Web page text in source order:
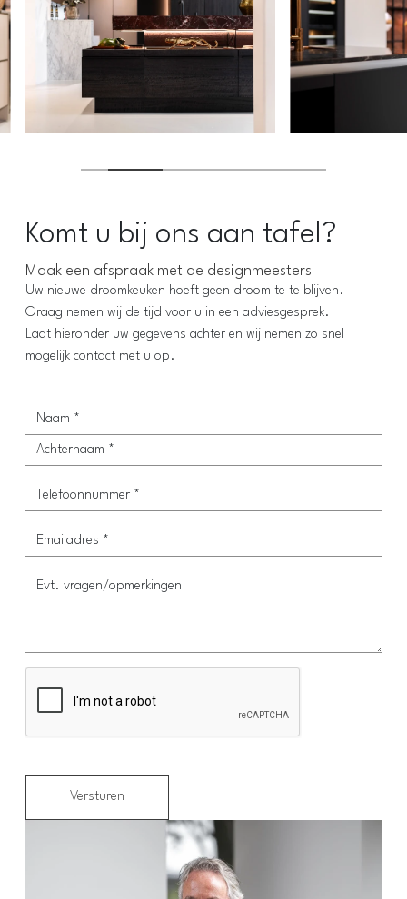
Komt u bij ons aan tafel?
Maak een afspraak met de designmeesters
Uw nieuwe droomkeuken hoeft geen droom te te blijven.
Graag nemen wij de tijd voor u in een adviesgesprek.
Laat hieronder uw gegevens achter en wij nemen zo snel
mogelijk contact met u op.
Versturen